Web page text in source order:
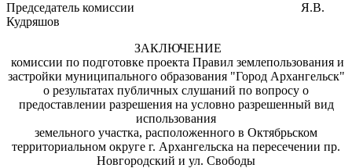
Председатель комиссии
Я.В.
Кудряшов
ЗАКЛЮЧЕНИЕ
комиссии по подготовке проекта Правил землепользования и
застройки муниципального образования "Город Архангельск"
о результатах публичных слушаний по вопросу о
предоставлении разрешения на условно разрешенный вид
использования
земельного участка, расположенного в Октябрьском
территориальном округе г. Архангельска на пересечении пр.
Новгородский и ул. Свободы